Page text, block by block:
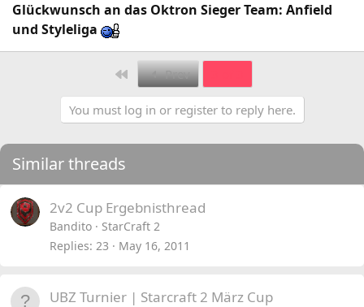
Glückwunsch an das Oktron Sieger Team: Anfield
und Styleliga
First Prev
You must log in or register to reply here.
Similar threads
2v2 Cup Ergebnisthread
Bandito
StarCraft 2
Replies 23 May 16, 2011
UBZ Turnier | Starcraft 2 März Cup